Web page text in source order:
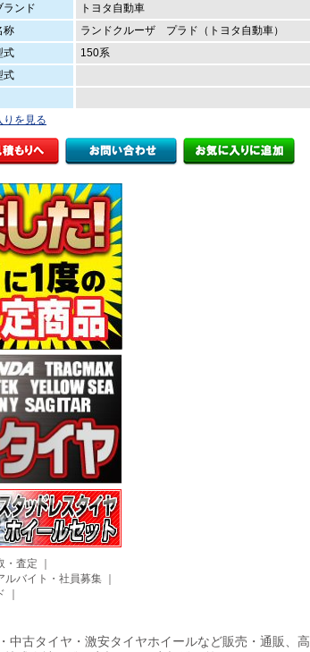
ランド
トヨタ自動車
称
ランドクルーザ プラド（トヨタ自動車）
式
150系
式
りを見る
・査定
ルバイト・社員募集
古タイヤ・激安タイヤホイールなど販売・通販、高